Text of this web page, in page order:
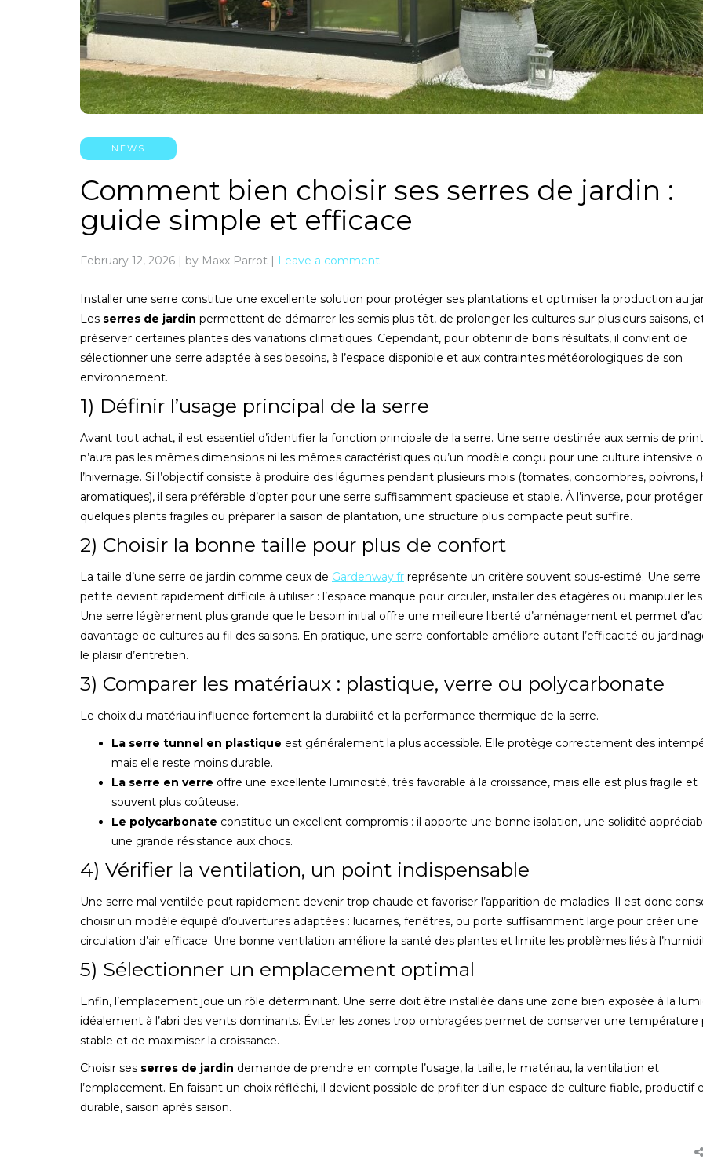
NEWS
Comment bien choisir ses serres de jardin :
guide simple et efficace
February 12, 2026 by Maxx Parrot Leave a comment
Installer une serre constitue une excellente solution pour protéger ses plantations et optimiser la production au
Les serres de jardin permettent de démarrer les semis plus tôt, de prolonger les cultures sur plusieurs saisons,
préserver certaines plantes des variations climatiques. Cependant, pour obtenir de bons résultats, il convient de
sélectionner une serre adaptée à ses besoins, à l’espace disponible et aux contraintes météorologiques de son
environnement.
1) Définir l’usage principal de la serre
Avant tout achat, il est essentiel d’identifier la fonction principale de la serre. Une serre destinée aux semis de
n’aura pas les mêmes dimensions ni les mêmes caractéristiques qu’un modèle conçu pour une culture intensive
l’hivernage. Si l’objectif consiste à produire des légumes pendant plusieurs mois (tomates, concombres, poivrons,
aromatiques), il sera préférable d’opter pour une serre suffisamment spacieuse et stable. À l’inverse, pour protéger
quelques plants fragiles ou préparer la saison de plantation, une structure plus compacte peut suffire.
2) Choisir la bonne taille pour plus de confort
La taille d’une serre de jardin comme ceux de Gardenway.fr représente un critère souvent sous-estimé. Une
petite devient rapidement difficile à utiliser : l’espace manque pour circuler, installer des étagères ou manipuler
Une serre légèrement plus grande que le besoin initial offre une meilleure liberté d’aménagement et permet
davantage de cultures au fil des saisons. En pratique, une serre confortable améliore autant l’efficacité du
le plaisir d’entretien.
3) Comparer les matériaux : plastique, verre ou polycarbonate
Le choix du matériau influence fortement la durabilité et la performance thermique de la serre.
La serre tunnel en plastique est généralement la plus accessible. Elle protège correctement des
mais elle reste moins durable.
La serre en verre offre une excellente luminosité, très favorable à la croissance, mais elle est plus fragile et
souvent plus coûteuse.
Le polycarbonate constitue un excellent compromis : il apporte une bonne isolation, une solidité
une grande résistance aux chocs.
4) Vérifier la ventilation, un point indispensable
Une serre mal ventilée peut rapidement devenir trop chaude et favoriser l’apparition de maladies. Il est donc
choisir un modèle équipé d’ouvertures adaptées : lucarnes, fenêtres, ou porte suffisamment large pour créer une
circulation d’air efficace. Une bonne ventilation améliore la santé des plantes et limite les problèmes liés à
5) Sélectionner un emplacement optimal
Enfin, l’emplacement joue un rôle déterminant. Une serre doit être installée dans une zone bien exposée à la
idéalement à l’abri des vents dominants. Éviter les zones trop ombragées permet de conserver une température
stable et de maximiser la croissance.
Choisir ses serres de jardin demande de prendre en compte l’usage, la taille, le matériau, la ventilation et
l’emplacement. En faisant un choix réfléchi, il devient possible de profiter d’un espace de culture fiable, productif
durable, saison après saison.